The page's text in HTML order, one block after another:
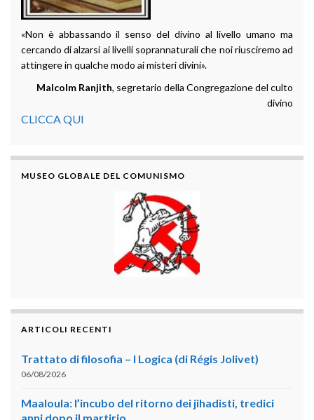
«Non è abbassando il senso del divino al livello umano ma
cercando di alzarsi ai livelli soprannaturali che noi riusciremo ad
attingere in qualche modo ai misteri divini».
Malcolm Ranjith, segretario della Congregazione del culto
divino
CLICCA QUI
MUSEO GLOBALE DEL COMUNISMO
ARTICOLI RECENTI
Trattato di filosofia – I Logica (di Régis Jolivet)
06/08/2026
Maaloula: l’incubo del ritorno dei jihadisti, tredici